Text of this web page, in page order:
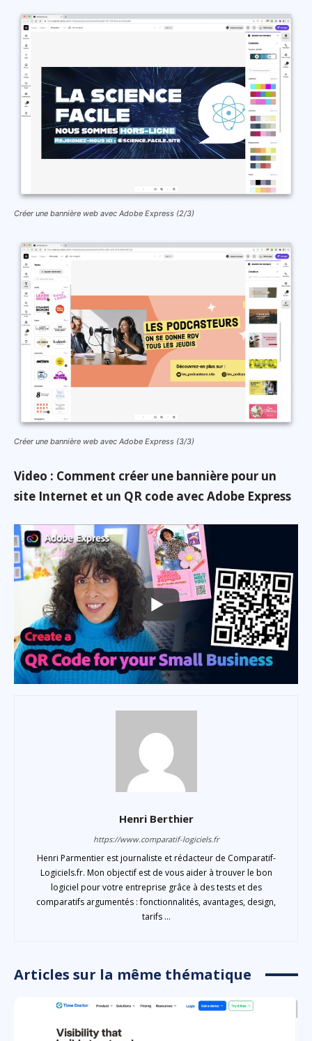
Créer une bannière web avec Adobe Express (2/3)
Créer une bannière web avec Adobe Express (3/3)
Video : Comment créer une bannière pour un
site Internet et un QR code avec Adobe Express
Henri Berthier
https://www.comparatif-logiciels.fr
Henri Parmentier est journaliste et rédacteur de Comparatif-
Logiciels.fr. Mon objectif est de vous aider à trouver le bon
logiciel pour votre entreprise grâce à des tests et des
comparatifs argumentés : fonctionnalités, avantages, design,
tarifs ...
Articles sur la même thématique